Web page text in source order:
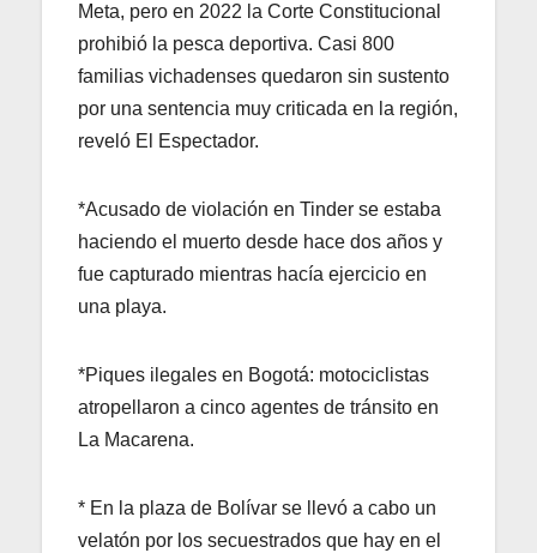
Meta, pero en 2022 la Corte Constitucional
prohibió la pesca deportiva. Casi 800
familias vichadenses quedaron sin sustento
por una sentencia muy criticada en la región,
reveló El Espectador.
*Acusado de violación en Tinder se estaba
haciendo el muerto desde hace dos años y
fue capturado mientras hacía ejercicio en
una playa.
*Piques ilegales en Bogotá: motociclistas
atropellaron a cinco agentes de tránsito en
La Macarena.
* En la plaza de Bolívar se llevó a cabo un
velatón por los secuestrados que hay en el